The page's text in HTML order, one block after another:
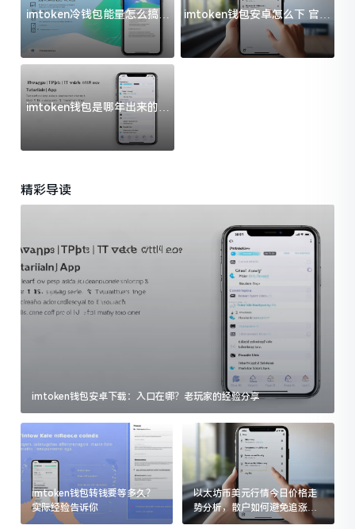
imtoken冷钱包能量怎么搞？
过来人告诉你门道
imtoken钱包安卓怎么下 官方
渠道避坑指南
imtoken钱包是哪年出来的？
一文给你说清楚
精彩导读
imtoken钱包安卓下载：入口在哪？老玩家的经验分享
imtoken钱包转钱要等多久？
实际经验告诉你
以太坊币美元行情今日价格走
势分析，散户如何避免追涨杀
跌被套牢